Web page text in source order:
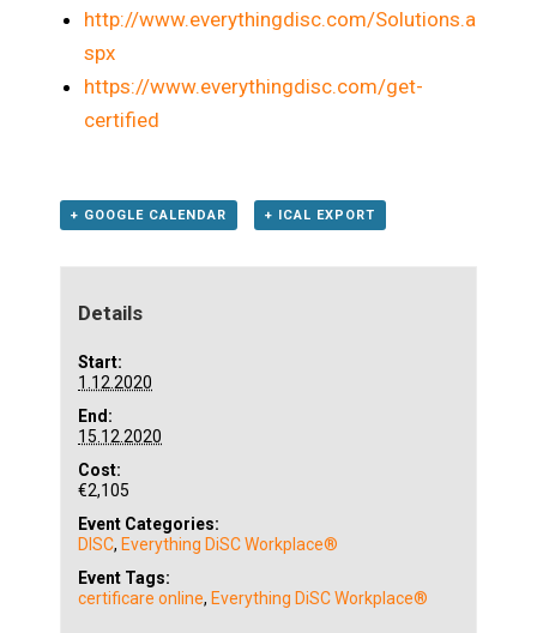
http://www.everythingdisc.com/Solutions.a
spx
https://www.everythingdisc.com/get-
certified
+ GOOGLE CALENDAR + ICAL EXPORT
Details
Start:
1.12.2020
End:
15.12.2020
Cost:
€2,105
Event Categories:
DISC, Everything DiSC Workplace®
Event Tags:
certificare online, Everything DiSC Workplace®